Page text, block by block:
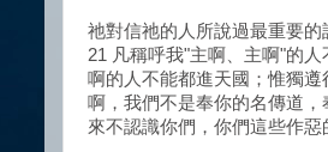
祂對信祂的人所說過最重要
21 凡稱呼我"主啊、主啊"的
啊的人不能都進天國；惟獨
啊，我們不是奉你的名傳道
來不認識你們，你們這些作惡